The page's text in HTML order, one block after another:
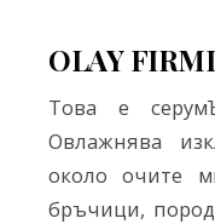
OLAY
Това е
Овлажнява
около очите
бръчици,